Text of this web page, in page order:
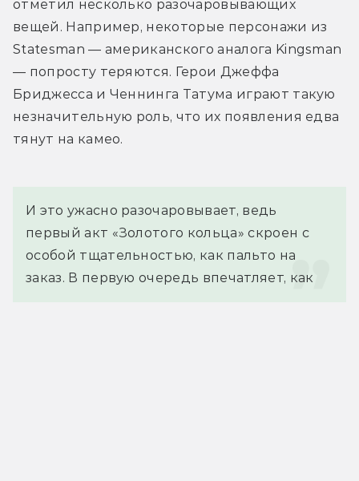
отметил несколько разочаровывающих
вещей. Например, некоторые персонажи из
Statesman — американского аналога Kingsman
— попросту теряются. Герои Джеффа
Бриджесса и Ченнинга Татума играют такую
незначительную роль, что их появления едва
тянут на камео.
И это ужасно разочаровывает, ведь
первый акт «Золотого кольца» скроен с
особой тщательностью, как пальто на
заказ. В первую очередь впечатляет, как